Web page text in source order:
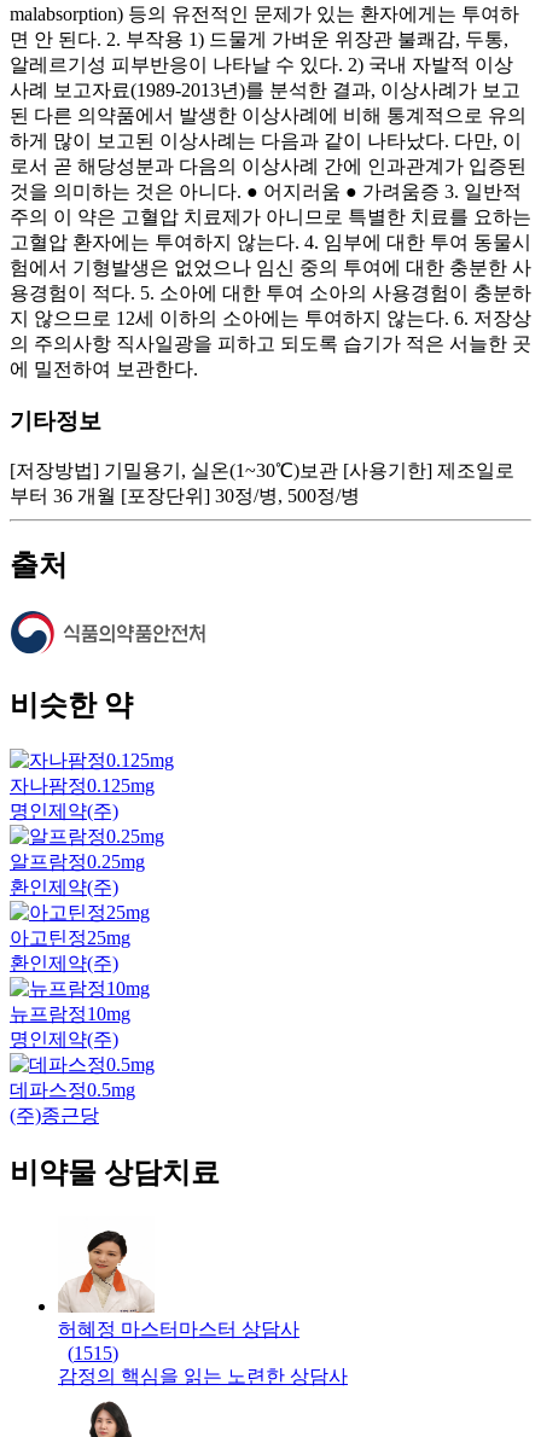
malabsorption) 등의 유전적인 문제가 있는 환자에게는 투여하
면 안 된다. 2. 부작용 1) 드물게 가벼운 위장관 불쾌감, 두통,
알레르기성 피부반응이 나타날 수 있다. 2) 국내 자발적 이상
사례 보고자료(1989-2013년)를 분석한 결과, 이상사례가 보고
된 다른 의약품에서 발생한 이상사례에 비해 통계적으로 유의
하게 많이 보고된 이상사례는 다음과 같이 나타났다. 다만, 이
로서 곧 해당성분과 다음의 이상사례 간에 인과관계가 입증된
것을 의미하는 것은 아니다. ● 어지러움 ● 가려움증 3. 일반적
주의 이 약은 고혈압 치료제가 아니므로 특별한 치료를 요하는
고혈압 환자에는 투여하지 않는다. 4. 임부에 대한 투여 동물시
험에서 기형발생은 없었으나 임신 중의 투여에 대한 충분한 사
용경험이 적다. 5. 소아에 대한 투여 소아의 사용경험이 충분하
지 않으므로 12세 이하의 소아에는 투여하지 않는다. 6. 저장상
의 주의사항 직사일광을 피하고 되도록 습기가 적은 서늘한 곳
에 밀전하여 보관한다.
기타정보
[저장방법] 기밀용기, 실온(1~30℃)보관 [사용기한] 제조일로
부터 36 개월 [포장단위] 30정/병, 500정/병
출처
비슷한 약
자나팜정0.125mg
명인제약(주)
알프람정0.25mg
환인제약(주)
아고틴정25mg
환인제약(주)
뉴프람정10mg
명인제약(주)
데파스정0.5mg
(주)종근당
비약물 상담치료
허혜정 마스터 마스터 상담사
(1515)
감정의 핵심을 읽는 노련한 상담사